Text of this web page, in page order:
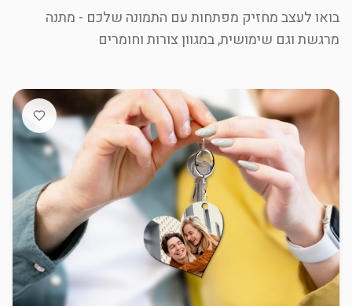
בואו לעצב מחזיק מפתחות עם התמונה שלכם - מתנה
מרגשת וגם שימושית, במגוון צורות וחומרים